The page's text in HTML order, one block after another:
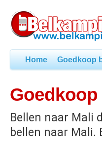
Home Goedkoop
Goedkoop
Bellen naar Mali
bellen naar Mali.